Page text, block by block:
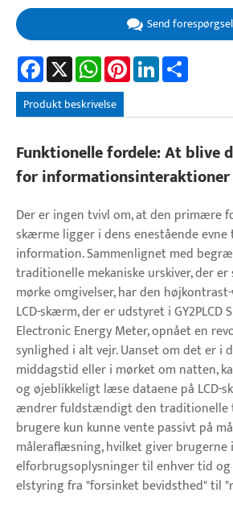
Send forespørgsel
Facebook
X WhatsAppPinterestLinkedIn
Produkt beskrivelse
Funktionelle fordele: At blive
for informationsinteraktioner
Der er ingen tvivl om, at den primære
skærme ligger i dens enestående
information. Sammenlignet med
traditionelle mekaniske urskiver, der
mørke omgivelser, har den
LCD-skærm, der er udstyret i GY2PLCD
Electronic Energy Meter, opnået en
synlighed i alt vejr. Uanset om det er i
middagstid eller i mørket om natten,
og øjeblikkeligt læse dataene på LCD-
ændrer fuldstændigt den traditionelle
brugere kun kunne vente passivt på
måleraflæsning, hvilket giver
elforbrugsoplysninger til enhver tid
elstyring fra "forsinket bevidsthed" til